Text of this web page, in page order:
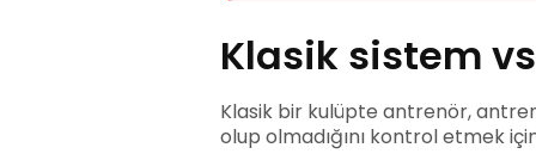
Klasik sistem
Klasik bir kulüpte antrenör,
olup olmadığını kontrol etmek